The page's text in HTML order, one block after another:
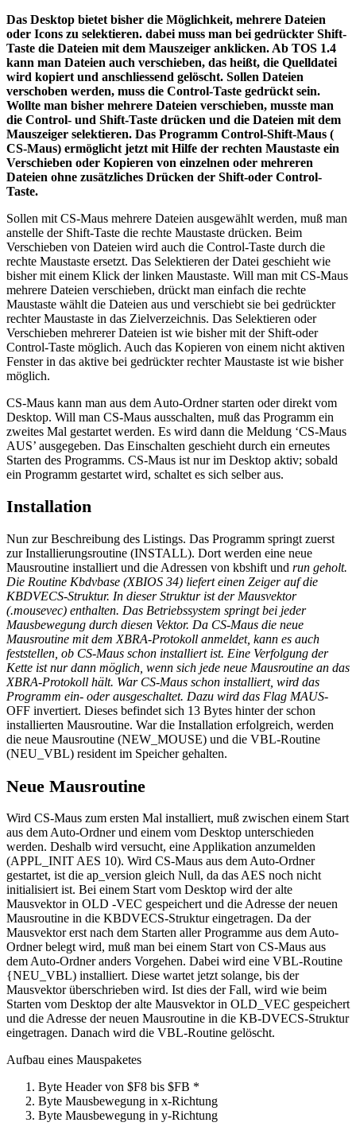
Das Desktop bietet bisher die Möglichkeit, mehrere Dateien
oder Icons zu selektieren. dabei muss man bei gedrückter Shift-
Taste die Dateien mit dem Mauszeiger anklicken. Ab TOS 1.4
kann man Dateien auch verschieben, das heißt, die Quelldatei
wird kopiert und anschliessend gelöscht. Sollen Dateien
verschoben werden, muss die Control-Taste gedrückt sein.
Wollte man bisher mehrere Dateien verschieben, musste man
die Control- und Shift-Taste drücken und die Dateien mit dem
Mauszeiger selektieren. Das Programm Control-Shift-Maus (
CS-Maus) ermöglicht jetzt mit Hilfe der rechten Maustaste ein
Verschieben oder Kopieren von einzelnen oder mehreren
Dateien ohne zusätzliches Drücken der Shift-oder Control-
Taste.
Sollen mit CS-Maus mehrere Dateien ausgewählt werden, muß man
anstelle der Shift-Taste die rechte Maustaste drücken. Beim
Verschieben von Dateien wird auch die Control-Taste durch die
rechte Maustaste ersetzt. Das Selektieren der Datei geschieht wie
bisher mit einem Klick der linken Maustaste. Will man mit CS-Maus
mehrere Dateien verschieben, drückt man einfach die rechte
Maustaste wählt die Dateien aus und verschiebt sie bei gedrückter
rechter Maustaste in das Zielverzeichnis. Das Selektieren oder
Verschieben mehrerer Dateien ist wie bisher mit der Shift-oder
Control-Taste möglich. Auch das Kopieren von einem nicht aktiven
Fenster in das aktive bei gedrückter rechter Maustaste ist wie bisher
möglich.
CS-Maus kann man aus dem Auto-Ordner starten oder direkt vom
Desktop. Will man CS-Maus ausschalten, muß das Programm ein
zweites Mal gestartet werden. Es wird dann die Meldung ‘CS-Maus
AUS’ ausgegeben. Das Einschalten geschieht durch ein erneutes
Starten des Programms. CS-Maus ist nur im Desktop aktiv; sobald
ein Programm gestartet wird, schaltet es sich selber aus.
Installation
Nun zur Beschreibung des Listings. Das Programm springt zuerst
zur Installierungsroutine (INSTALL). Dort werden eine neue
Mausroutine installiert und die Adressen von kbshift und run geholt.
Die Routine Kbdvbase (XBIOS 34) liefert einen Zeiger auf die
KBDVECS-Struktur. In dieser Struktur ist der Mausvektor
(.mousevec) enthalten. Das Betriebssystem springt bei jeder
Mausbewegung durch diesen Vektor. Da CS-Maus die neue
Mausroutine mit dem XBRA-Protokoll anmeldet, kann es auch
feststellen, ob CS-Maus schon installiert ist. Eine Verfolgung der
Kette ist nur dann möglich, wenn sich jede neue Mausroutine an das
XBRA-Protokoll hält. War CS-Maus schon installiert, wird das
Programm ein- oder ausgeschaltet. Dazu wird das Flag MAUS-
OFF invertiert. Dieses befindet sich 13 Bytes hinter der schon
installierten Mausroutine. War die Installation erfolgreich, werden
die neue Mausroutine (NEW_MOUSE) und die VBL-Routine
(NEU_VBL) resident im Speicher gehalten.
Neue Mausroutine
Wird CS-Maus zum ersten Mal installiert, muß zwischen einem Start
aus dem Auto-Ordner und einem vom Desktop unterschieden
werden. Deshalb wird versucht, eine Applikation anzumelden
(APPL_INIT AES 10). Wird CS-Maus aus dem Auto-Ordner
gestartet, ist die ap_version gleich Null, da das AES noch nicht
initialisiert ist. Bei einem Start vom Desktop wird der alte
Mausvektor in OLD -VEC gespeichert und die Adresse der neuen
Mausroutine in die KBDVECS-Struktur eingetragen. Da der
Mausvektor erst nach dem Starten aller Programme aus dem Auto-
Ordner belegt wird, muß man bei einem Start von CS-Maus aus
dem Auto-Ordner anders Vorgehen. Dabei wird eine VBL-Routine
{NEU_VBL) installiert. Diese wartet jetzt solange, bis der
Mausvektor überschrieben wird. Ist dies der Fall, wird wie beim
Starten vom Desktop der alte Mausvektor in OLD_VEC gespeichert
und die Adresse der neuen Mausroutine in die KB-DVECS-Struktur
eingetragen. Danach wird die VBL-Routine gelöscht.
Aufbau eines Mauspaketes
Byte Header von $F8 bis $FB *
Byte Mausbewegung in x-Richtung
Byte Mausbewegung in y-Richtung